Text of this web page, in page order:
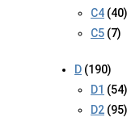
C4 (40)
C5 (7)
D (190)
D1 (54)
D2 (95)